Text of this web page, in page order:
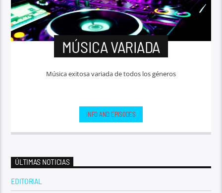
MÚSICA VARIADA
Música exitosa variada de todos los géneros
INFO AND EPISODES
ÚLTIMAS NOTICIAS
EDITORIAL